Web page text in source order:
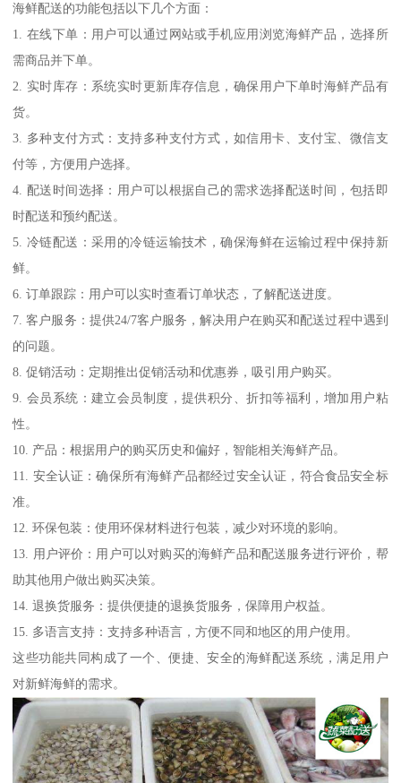
海鲜配送的功能包括以下几个方面：
1. 在线下单：用户可以通过网站或手机应用浏览海鲜产品，选择所
需商品并下单。
2. 实时库存：系统实时更新库存信息，确保用户下单时海鲜产品有
货。
3. 多种支付方式：支持多种支付方式，如信用卡、支付宝、微信支
付等，方便用户选择。
4. 配送时间选择：用户可以根据自己的需求选择配送时间，包括即
时配送和预约配送。
5. 冷链配送：采用的冷链运输技术，确保海鲜在运输过程中保持新
鲜。
6. 订单跟踪：用户可以实时查看订单状态，了解配送进度。
7. 客户服务：提供24/7客户服务，解决用户在购买和配送过程中遇到
的问题。
8. 促销活动：定期推出促销活动和优惠券，吸引用户购买。
9. 会员系统：建立会员制度，提供积分、折扣等福利，增加用户粘
性。
10. 产品：根据用户的购买历史和偏好，智能相关海鲜产品。
11. 安全认证：确保所有海鲜产品都经过安全认证，符合食品安全标
准。
12. 环保包装：使用环保材料进行包装，减少对环境的影响。
13. 用户评价：用户可以对购买的海鲜产品和配送服务进行评价，帮
助其他用户做出购买决策。
14. 退换货服务：提供便捷的退换货服务，保障用户权益。
15. 多语言支持：支持多种语言，方便不同和地区的用户使用。
这些功能共同构成了一个、便捷、安全的海鲜配送系统，满足用户
对新鲜海鲜的需求。